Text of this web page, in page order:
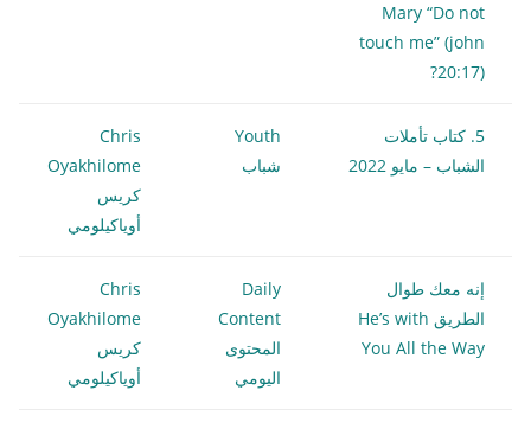
Mary “Do not
touch me” (john
20:17)?
5. كتاب تأملات
الشباب – مايو 2022
Youth
شباب
Chris
Oyakhilome
كريس
أوياكيلومي
إنه معك طوال
الطريق He’s with
You All the Way
Daily
Content
المحتوى
اليومي
Chris
Oyakhilome
كريس
أوياكيلومي